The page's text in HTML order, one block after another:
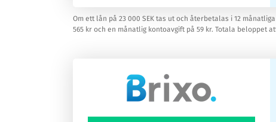
Om ett lån på 23 000 SEK tas ut och återbetalas i 12
565 kr och en månatlig kontoavgift på 59 kr. Totala beloppet